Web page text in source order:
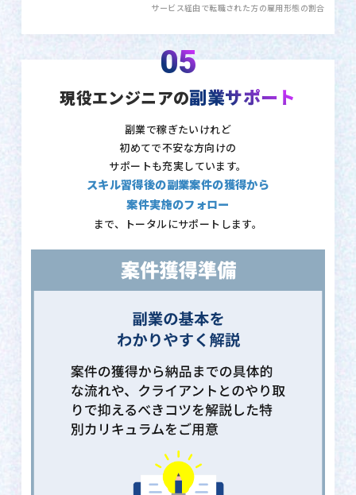
サービス経由で転職された方の雇用形態の割合
05
現役エンジニアの副業サポート
副業で稼ぎたいけれど
初めてで不安な方向けの
サポートも充実しています。
スキル習得後の副業案件の獲得から
案件実施のフォロー
まで、トータルにサポートします。